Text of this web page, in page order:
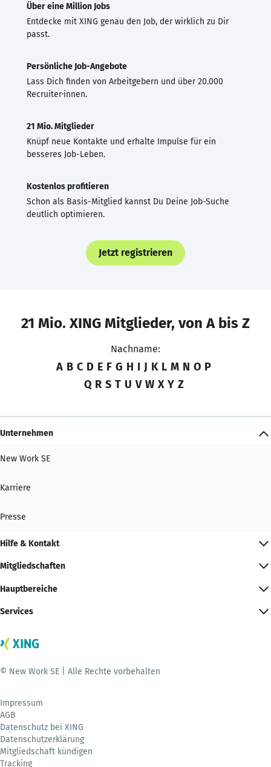
Über eine Million Jobs
Entdecke mit XING genau den Job, der wirklich zu Dir
passt.
Persönliche Job-Angebote
Lass Dich finden von Arbeitgebern und über 20.000
Recruiter·innen.
21 Mio. Mitglieder
Knüpf neue Kontakte und erhalte Impulse für ein
besseres Job-Leben.
Kostenlos profitieren
Schon als Basis-Mitglied kannst Du Deine Job-Suche
deutlich optimieren.
Jetzt registrieren
21 Mio. XING Mitglieder, von A bis Z
Nachname:
A B C D E F G H I J K L M N O P
Q R S T U V W X Y Z
Unternehmen
New Work SE
Karriere
Presse
Hilfe & Kontakt
Mitgliedschaften
Hauptbereiche
Services
© New Work SE | Alle Rechte vorbehalten
Impressum
AGB
Datenschutz bei XING
Datenschutzerklärung
Mitgliedschaft kündigen
Tracking